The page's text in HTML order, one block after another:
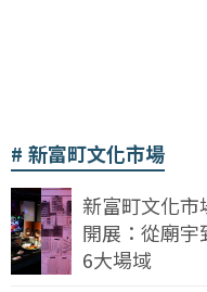
新富町文化市場
新富町文化市
開展：從廟
6大場域